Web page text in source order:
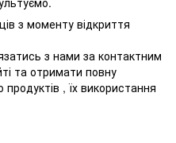
з моменту відкриття
з нами за контактним
та отримати повну
, їх використання